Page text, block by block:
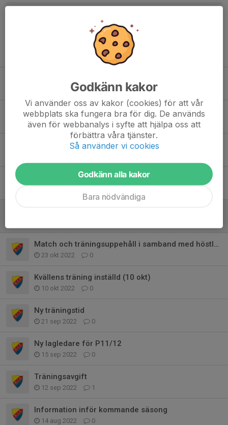
24 apr 2024 1
Uppehåll över jullov
18 dec 2023 3
Träningstider säsong 23/24
Tack för säsongen 22/23
Match och träningsuppehåll i samband med höstlovet
23 okt 2022 0
Kvällens träning inställd (10 okt)
10 okt 2022 0
Ny träningstid
21 sep 2022 0
Ny lagledare för P11/12
15 sep 2022 0
Träningsavgift
12 sep 2022 1
Information inför kommande säsong
14 aug 2022 0
Godkänn kakor
Vi använder oss av kakor (cookies) för att vår
webbplats ska fungera bra för dig. De används
även för webbanalys i syfte att hjälpa oss att
förbättra våra tjänster.
Så använder vi cookies
Godkänn alla kakor
Bara nödvändiga